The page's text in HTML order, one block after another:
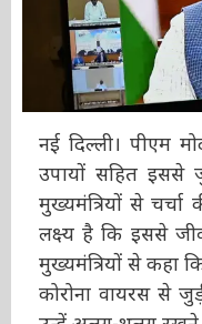
नई दिल्ली। पीएम
उपायों सहित इससे
मुख्यमंत्रियों से
लक्ष्य है कि इससे
मुख्यमंत्रियों से
ध्यान कोरोना
लगाने, उन्हें अलग-